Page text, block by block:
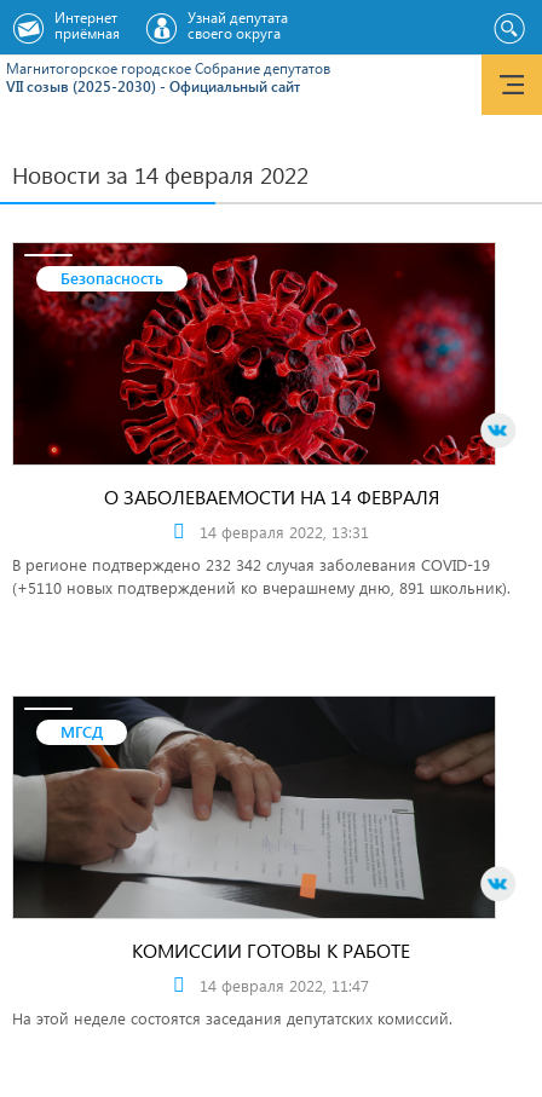
Магнитогорское городское Cобрание депутатов
VII созыв (2025-2030) - Официальный сайт
Интернет
приёмная
Узнай депутата
своего округа
Новости за 14 февраля 2022
Безопасность
О ЗАБОЛЕВАЕМОСТИ НА 14 ФЕВРАЛЯ
14 февраля 2022, 13:31
В регионе подтверждено 232 342 случая заболевания COVID-19
(+5110 новых подтверждений ко вчерашнему дню, 891 школьник).
МГСД
КОМИССИИ ГОТОВЫ К РАБОТЕ
14 февраля 2022, 11:47
На этой неделе состоятся заседания депутатских комиссий.